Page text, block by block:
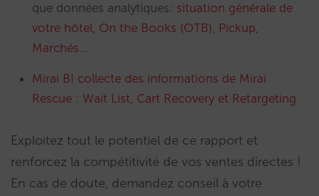
que données analytiques: situation générale de
votre hôtel, On the Books (OTB), Pickup,
Marchés…
Mirai BI collecte des informations de Mirai
Rescue : Wait List, Cart Recovery et Retargeting
Exploitez tout le potentiel de ce rapport et
renforcez la compétitivité de vos ventes directes !
En cas de doute, demandez conseil à votre